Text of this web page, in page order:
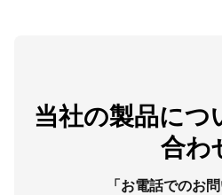
当社の製品につ
合わ
「お電話でのお